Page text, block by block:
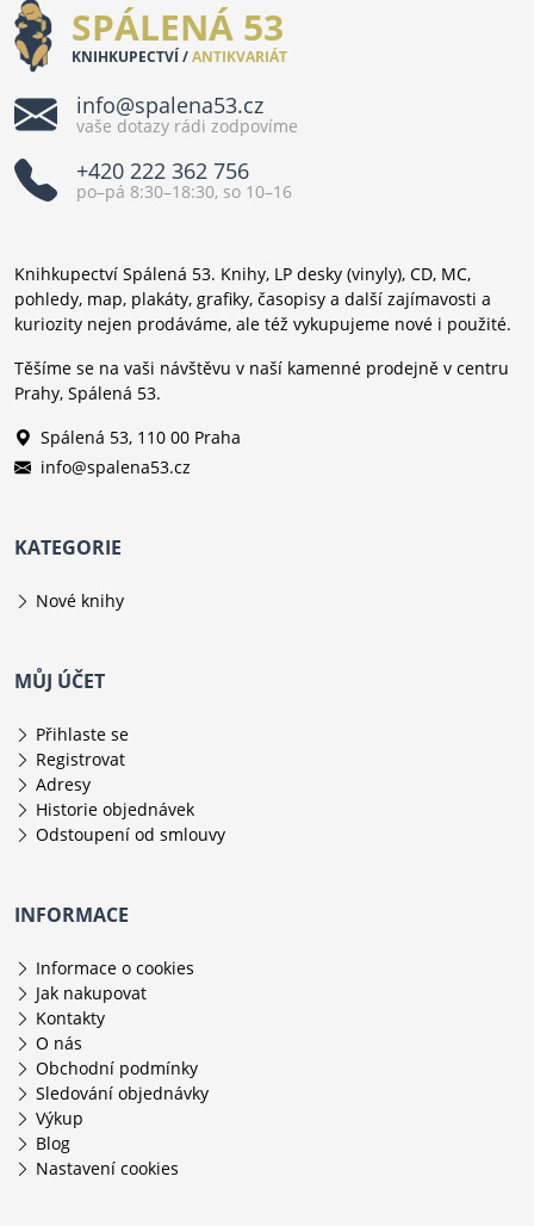
SPÁLENÁ 53
KNIHKUPECTVÍ /ANTIKVARIÁT
info@spalena53.cz
vaše dotazy rádi zodpovíme
+420 222 362 756
po–pá 8:30–18:30, so 10–16
Knihkupectví Spálená 53. Knihy, LP desky (vinyly), CD, MC,
pohledy, map, plakáty, grafiky, časopisy a další zajímavosti a
kuriozity nejen prodáváme, ale též vykupujeme nové i použité.
Těšíme se na vaši návštěvu v naší kamenné prodejně v centru
Prahy, Spálená 53.
Spálená 53, 110 00 Praha
info@spalena53.cz
KATEGORIE
Nové knihy
MŮJ ÚČET
Přihlaste se
Registrovat
Adresy
Historie objednávek
Odstoupení od smlouvy
INFORMACE
Informace o cookies
Jak nakupovat
Kontakty
O nás
Obchodní podmínky
Sledování objednávky
Výkup
Blog
Nastavení cookies